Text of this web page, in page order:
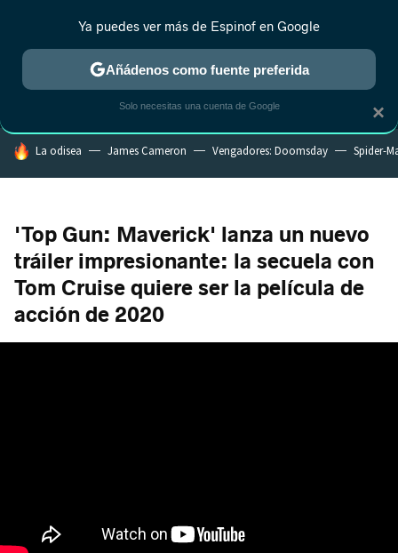
MENÚ NUEVO
ESTRENOS REALITY ANIME RANKINGS CINE
HOY SE HABLA DE
La odisea James Cameron Vengadores: Doomsday Spider-
'Top Gun: Maverick' lanza un nuevo
tráiler impresionante: la secuela con
Tom Cruise quiere ser la película de
acción de 2020
×
Ya puedes ver más de Espinof en Google
Añádenos como fuente preferida
Solo necesitas una cuenta de Google